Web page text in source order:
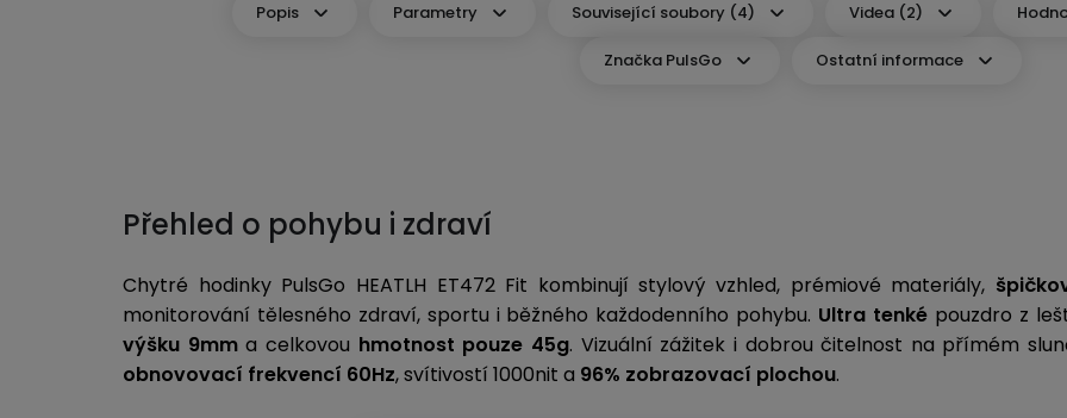
Popis Parametry Související soubory (4) Videa (2)
ZnačkaPulsGo Ostatní informace
Přehled o pohybu i zdraví
Chytré hodinky PulsGo HEATLH ET472 Fit kombinují stylový vzhled, prémiové materiály,
monitorování tělesného zdraví, sportu i běžného každodenního pohybu. Ultra tenképouzdro z
výšku 9mma celkovou hmotnost pouze 45g. Vizuální zážitek i dobrou čitelnost na přímém
obnovovací frekvencí 60Hz, svítivostí 1000nit a 96% zobrazovací plochou.